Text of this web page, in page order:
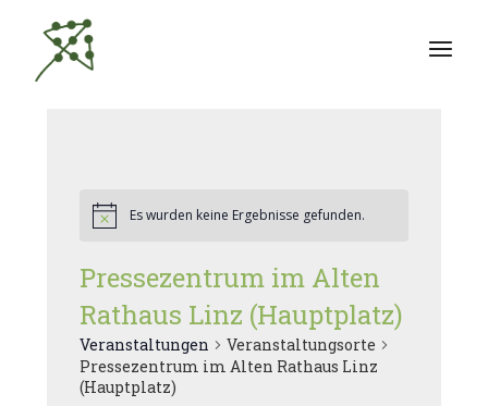
Inhalt
springen
Es wurden keine Ergebnisse gefunden.
Pressezentrum im Alten
Rathaus Linz (Hauptplatz)
Veranstaltungen
Veranstaltungsorte
Pressezentrum im Alten Rathaus Linz
(Hauptplatz)